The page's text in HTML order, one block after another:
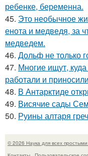
ребенке, беременна.
45. Это необычное
енота и медведя, за
медведем.
46. Дольф не только
47. Многие ищут,
работали и
48. В Антарктиде
49. Висячие сады
50. Руины алтаря
© 2026 Наука для всех